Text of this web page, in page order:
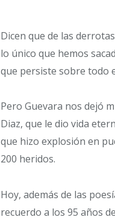
Dicen que de las
lo único que hemos
que persiste sobre todo
Pero Guevara nos dejó
Diaz, que le dio vida
que hizo explosión en
200 heridos.
Hoy, además de las
recuerdo a los 95 años